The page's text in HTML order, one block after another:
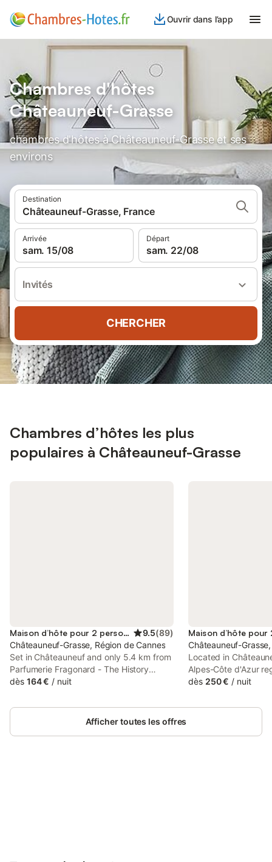
Ouvrir dans l’app
Chambres d'hôtes
Châteauneuf-Grasse
chambres d'hôtes à Châteauneuf-Grasse et ses
environs
Destination
Châteauneuf-Grasse, France
Arrivée
sam. 15/08
Départ
sam. 22/08
Invités
CHERCHER
Chambres d’hôtes les plus
populaires à Châteauneuf-Grasse
Maison d’hôte pour 2 personnes 9.5(89)
Châteauneuf-Grasse, Région de Cannes
Set in Châteauneuf and only 5.4 km from
Parfumerie Fragonard - The History
Factory in Grasse, Le Clos des Senteurs
accommodation with sea views, free WiFi
and free private parking.
dès 164 € / nuit
Châteauneuf-
Located in
Alpes-Côte d'Azur
provides
access to a hot
dès 250 € / nuit
Afficher toutes les offres